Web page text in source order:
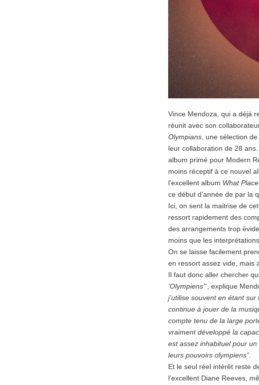
Vince Mendoza, qui a déjà
réunit avec son
Olympians , une sélection
leur collaboration de 28 ans.
album primé pour Modern
moins réceptif à ce nouvel
l’excellent album What
ce début d’année de par la
Ici, on sent la maitrise de
ressort rapidement des
des arrangements trop
moins que les
On se laisse facilement
en ressort assez vide, mais
Il faut donc aller chercher
‘Olympiens’“, explique
j’utilise souvent en étant
continue à jouer de la
compte tenu de la large
vraiment développé la
est assez inhabituel pour
leurs pouvoirs olympiens”
Et le seul réel intérêt reste
l’excellent Diane Reeves,